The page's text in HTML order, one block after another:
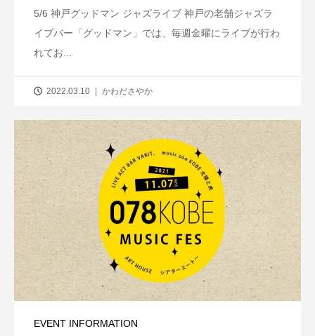
5/6 神戸グッドマン ジャズライブ 神戸の老舗ジャズラ
イブバー「グッドマン」では、毎週金曜にライブが行わ
れてお...
2022.03.10 かわださやか
EVENT INFORMATION